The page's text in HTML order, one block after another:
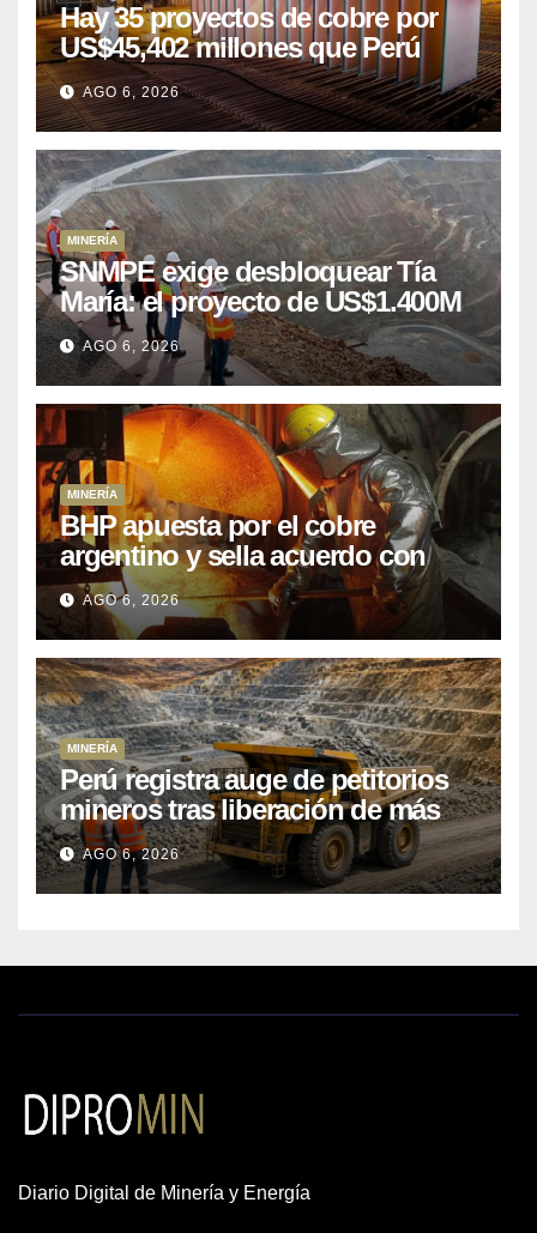
Hay 35 proyectos de cobre por
US$45,402 millones que Perú
puede aprovechar
AGO 6, 2026
MINERÍA
SNMPE exige desbloquear Tía
María: el proyecto de US$1.400M
que Perú lleva 15 años
posponiendo
AGO 6, 2026
MINERÍA
BHP apuesta por el cobre
argentino y sella acuerdo con
Kobrea para siete proyecto
AGO 6, 2026
MINERÍA
Perú registra auge de petitorios
mineros tras liberación de más
de mil concesiones para explorar
cobre y oro
AGO 6, 2026
Diario Digital de Minería y Energía